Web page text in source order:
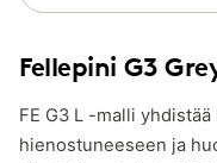
Fellepini G3
FE G3 L -malli
hienostuneeseen ja